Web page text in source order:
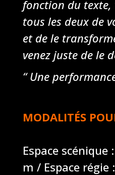
fonction du
tous les deux de
et de le
venez juste de le
“ Une
MODALITÉS
Espace
m / Espace régie